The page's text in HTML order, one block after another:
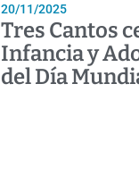
20/11/2025
Tres Cantos
Infancia y
del Día